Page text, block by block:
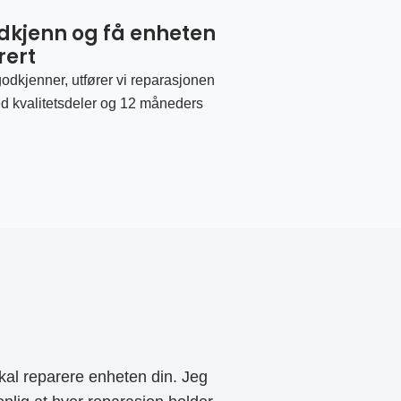
og få enheten
utfører vi reparasjonen
kvalitetsdeler og 12 måneders
reparere enheten din. Jeg